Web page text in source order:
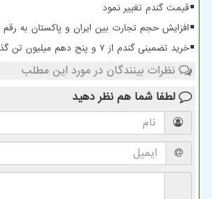
قیمت گندم تغییر نمود
افزایش حجم تجارت بین ایران و پاکستان به رقم 10 میلیارد دلار
خرید تضمینی گندم از ۷ و پنج دهم میلیون تن گذشت
نظرات بینندگان در مورد این مطلب
لطفا شما هم نظر دهید